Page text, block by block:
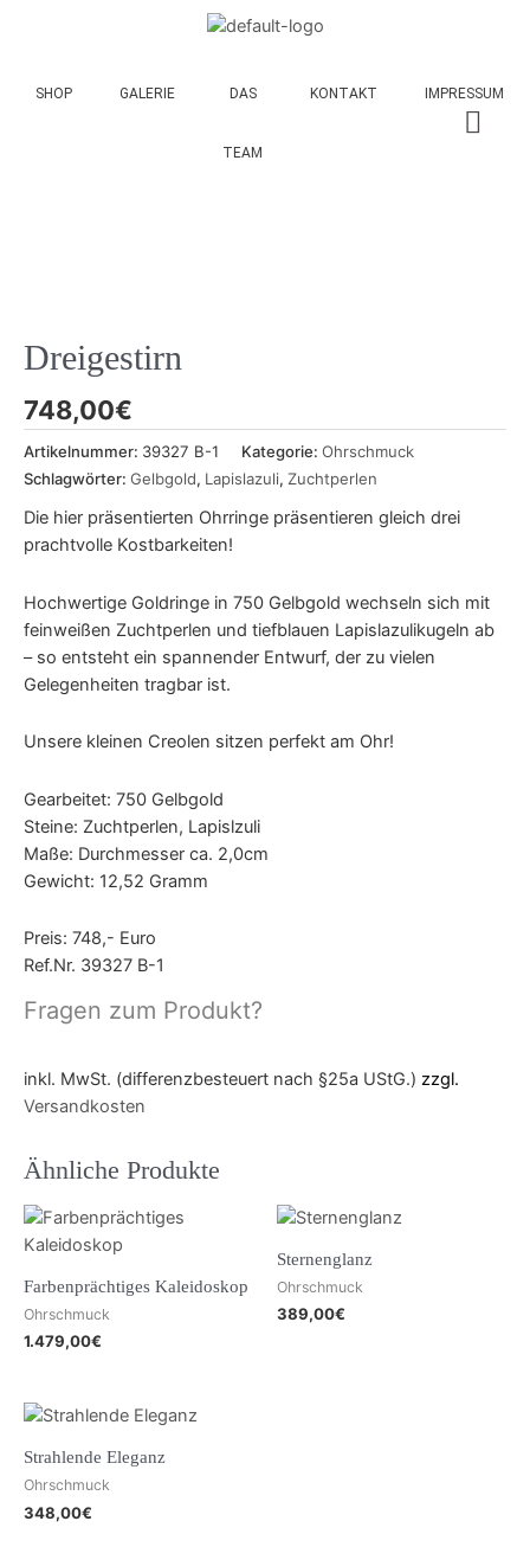
SHOP GALERIE DAS
TEAM
KONTAKT IMPRESSUM
Dreigestirn
748,00€
Artikelnummer: 39327 B-1 Kategorie: Ohrschmuck
Schlagwörter: Gelbgold, Lapislazuli, Zuchtperlen
Die hier präsentierten Ohrringe präsentieren gleich drei
prachtvolle Kostbarkeiten!
Hochwertige Goldringe in 750 Gelbgold wechseln sich mit
feinweißen Zuchtperlen und tiefblauen Lapislazulikugeln ab
– so entsteht ein spannender Entwurf, der zu vielen
Gelegenheiten tragbar ist.
Unsere kleinen Creolen sitzen perfekt am Ohr!
Gearbeitet: 750 Gelbgold
Steine: Zuchtperlen, Lapislzuli
Maße: Durchmesser ca. 2,0cm
Gewicht: 12,52 Gramm
Preis: 748,- Euro
Ref.Nr. 39327 B-1
Fragen zum Produkt?
inkl. MwSt. (differenzbesteuert nach §25a UStG.) zzgl.
Versandkosten
Ähnliche Produkte
Farbenprächtiges Kaleidoskop
Ohrschmuck
1.479,00€
Sternenglanz
Ohrschmuck
389,00€
Strahlende Eleganz
Ohrschmuck
348,00€